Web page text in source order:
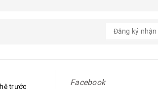
trước
Facebook